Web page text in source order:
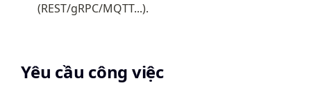
(REST/gRPC/MQTT...).
Yêu cầu công việc